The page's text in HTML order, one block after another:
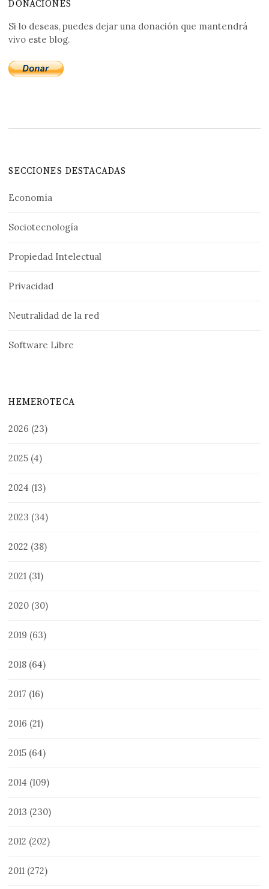
DONACIONES
Si lo deseas, puedes dejar una donación que mantendrá
vivo este blog.
SECCIONES DESTACADAS
Economía
Sociotecnología
Propiedad Intelectual
Privacidad
Neutralidad de la red
Software Libre
HEMEROTECA
2026 (23)
2025 (4)
2024 (13)
2023 (34)
2022 (38)
2021 (31)
2020 (30)
2019 (63)
2018 (64)
2017 (16)
2016 (21)
2015 (64)
2014 (109)
2013 (230)
2012 (202)
2011 (272)